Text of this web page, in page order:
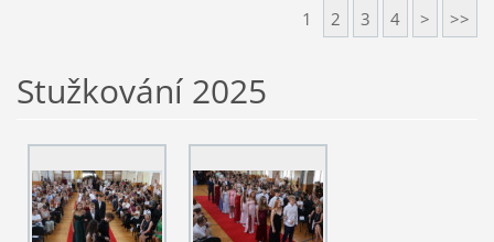
1 2 3 4 > >>
Stužkování 2025